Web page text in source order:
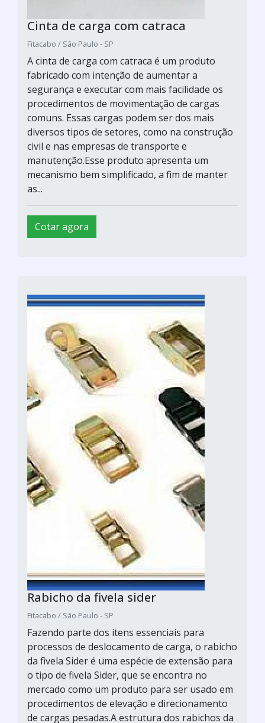
Cinta de carga com catraca
Fitacabo / São Paulo - SP
A cinta de carga com catraca é um produto
fabricado com intenção de aumentar a
segurança e executar com mais facilidade os
procedimentos de movimentação de cargas
comuns. Essas cargas podem ser dos mais
diversos tipos de setores, como na construção
civil e nas empresas de transporte e
manutenção.Esse produto apresenta um
mecanismo bem simplificado, a fim de manter
as...
Cotar agora
Rabicho da fivela sider
Fitacabo / São Paulo - SP
Fazendo parte dos itens essenciais para
processos de deslocamento de carga, o rabicho
da fivela Sider é uma espécie de extensão para
o tipo de fivela Sider, que se encontra no
mercado como um produto para ser usado em
procedimentos de elevação e direcionamento
de cargas pesadas.A estrutura dos rabichos da